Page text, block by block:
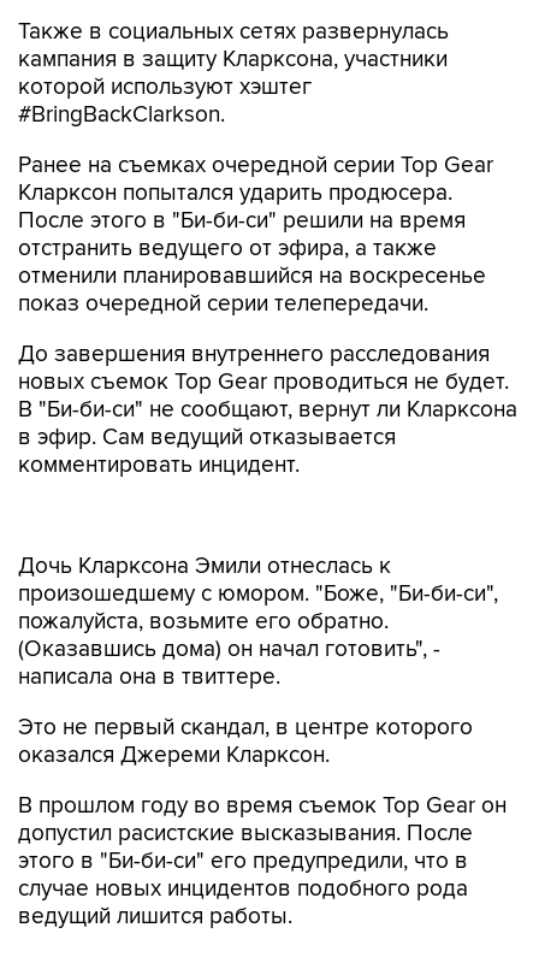
Также в социальных сетях развернулась
кампания в защиту Кларксона, участники
которой используют хэштег
#BringBackClarkson.
Ранее на съемках очередной серии Top Gear
Кларксон попытался ударить продюсера.
После этого в "Би-би-си" решили на время
отстранить ведущего от эфира, а также
отменили планировавшийся на воскресенье
показ очередной серии телепередачи.
До завершения внутреннего расследования
новых съемок Top Gear проводиться не будет.
В "Би-би-си" не сообщают, вернут ли Кларксона
в эфир. Сам ведущий отказывается
комментировать инцидент.
пожалуйста, возьмите его обратно.
(Оказавшись дома) он начал готовить", -
написала она в твиттере.
Это не первый скандал, в центре которого
В прошлом году во время съемок Top Gear он
этого в "Би-би-си" его предупредили, что в
случае новых инцидентов подобного рода
ведущий лишится работы.
Кларксон часто становится объектом критики